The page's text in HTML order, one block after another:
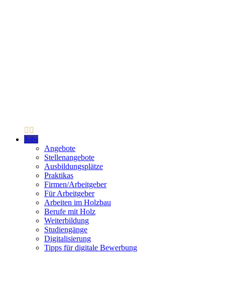
Jobs
Angebote
Stellenangebote
Ausbildungsplätze
Praktikas
Firmen/Arbeitgeber
Für Arbeitgeber
Arbeiten im Holzbau
Berufe mit Holz
Weiterbildung
Studiengänge
Digitalisierung
Tipps für digitale Bewerbung